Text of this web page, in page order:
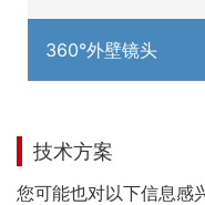
360°外壁镜头
技术方案
您可能也对以下信息感